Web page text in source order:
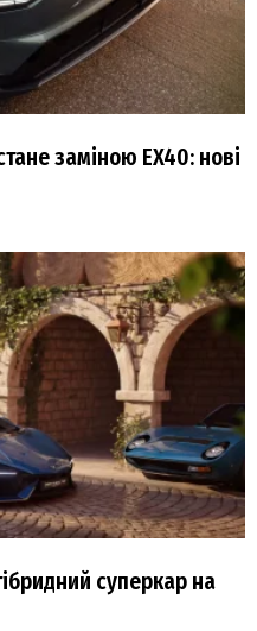
заміною EX40: нові
суперкар на